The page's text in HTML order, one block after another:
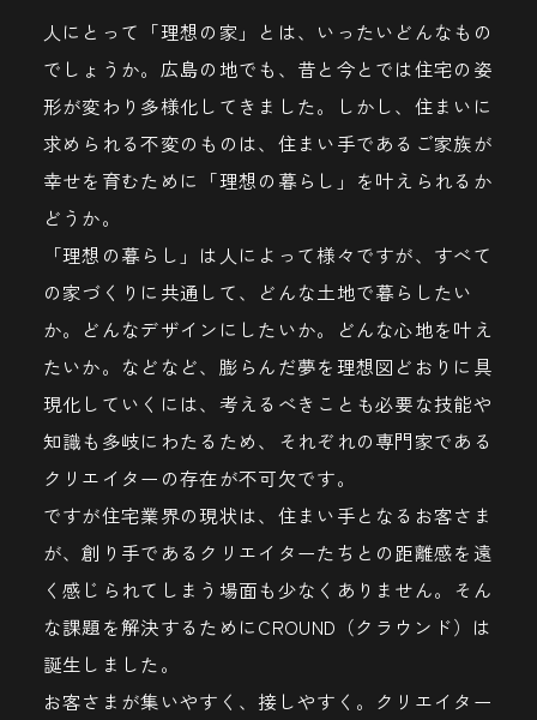
人にとって「理想の家」とは、いったいどんなもの
でしょうか。広島の地でも、昔と今とでは住宅の姿
形が変わり多様化してきました。しかし、住まいに
求められる不変のものは、住まい手であるご家族が
幸せを育むために「理想の暮らし」を叶えられるか
どうか。
「理想の暮らし」は人によって様々ですが、すべて
の家づくりに共通して、どんな土地で暮らしたい
か。どんなデザインにしたいか。どんな心地を叶え
たいか。などなど、膨らんだ夢を理想図どおりに具
現化していくには、考えるべきことも必要な技能や
知識も多岐にわたるため、それぞれの専門家である
クリエイターの存在が不可欠です。
ですが住宅業界の現状は、住まい手となるお客さま
が、創り手であるクリエイターたちとの距離感を遠
く感じられてしまう場面も少なくありません。そん
な課題を解決するためにCROUND（クラウンド）は
誕生しました。
お客さまが集いやすく、接しやすく。クリエイター